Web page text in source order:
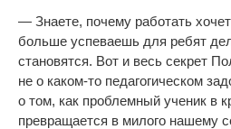
— Знаете, почему работать
больше успеваешь для ребят
становятся. Вот и весь секрет
не о каком-то педагогическом
о том, как проблемный ученик в
превращается в милого нашему